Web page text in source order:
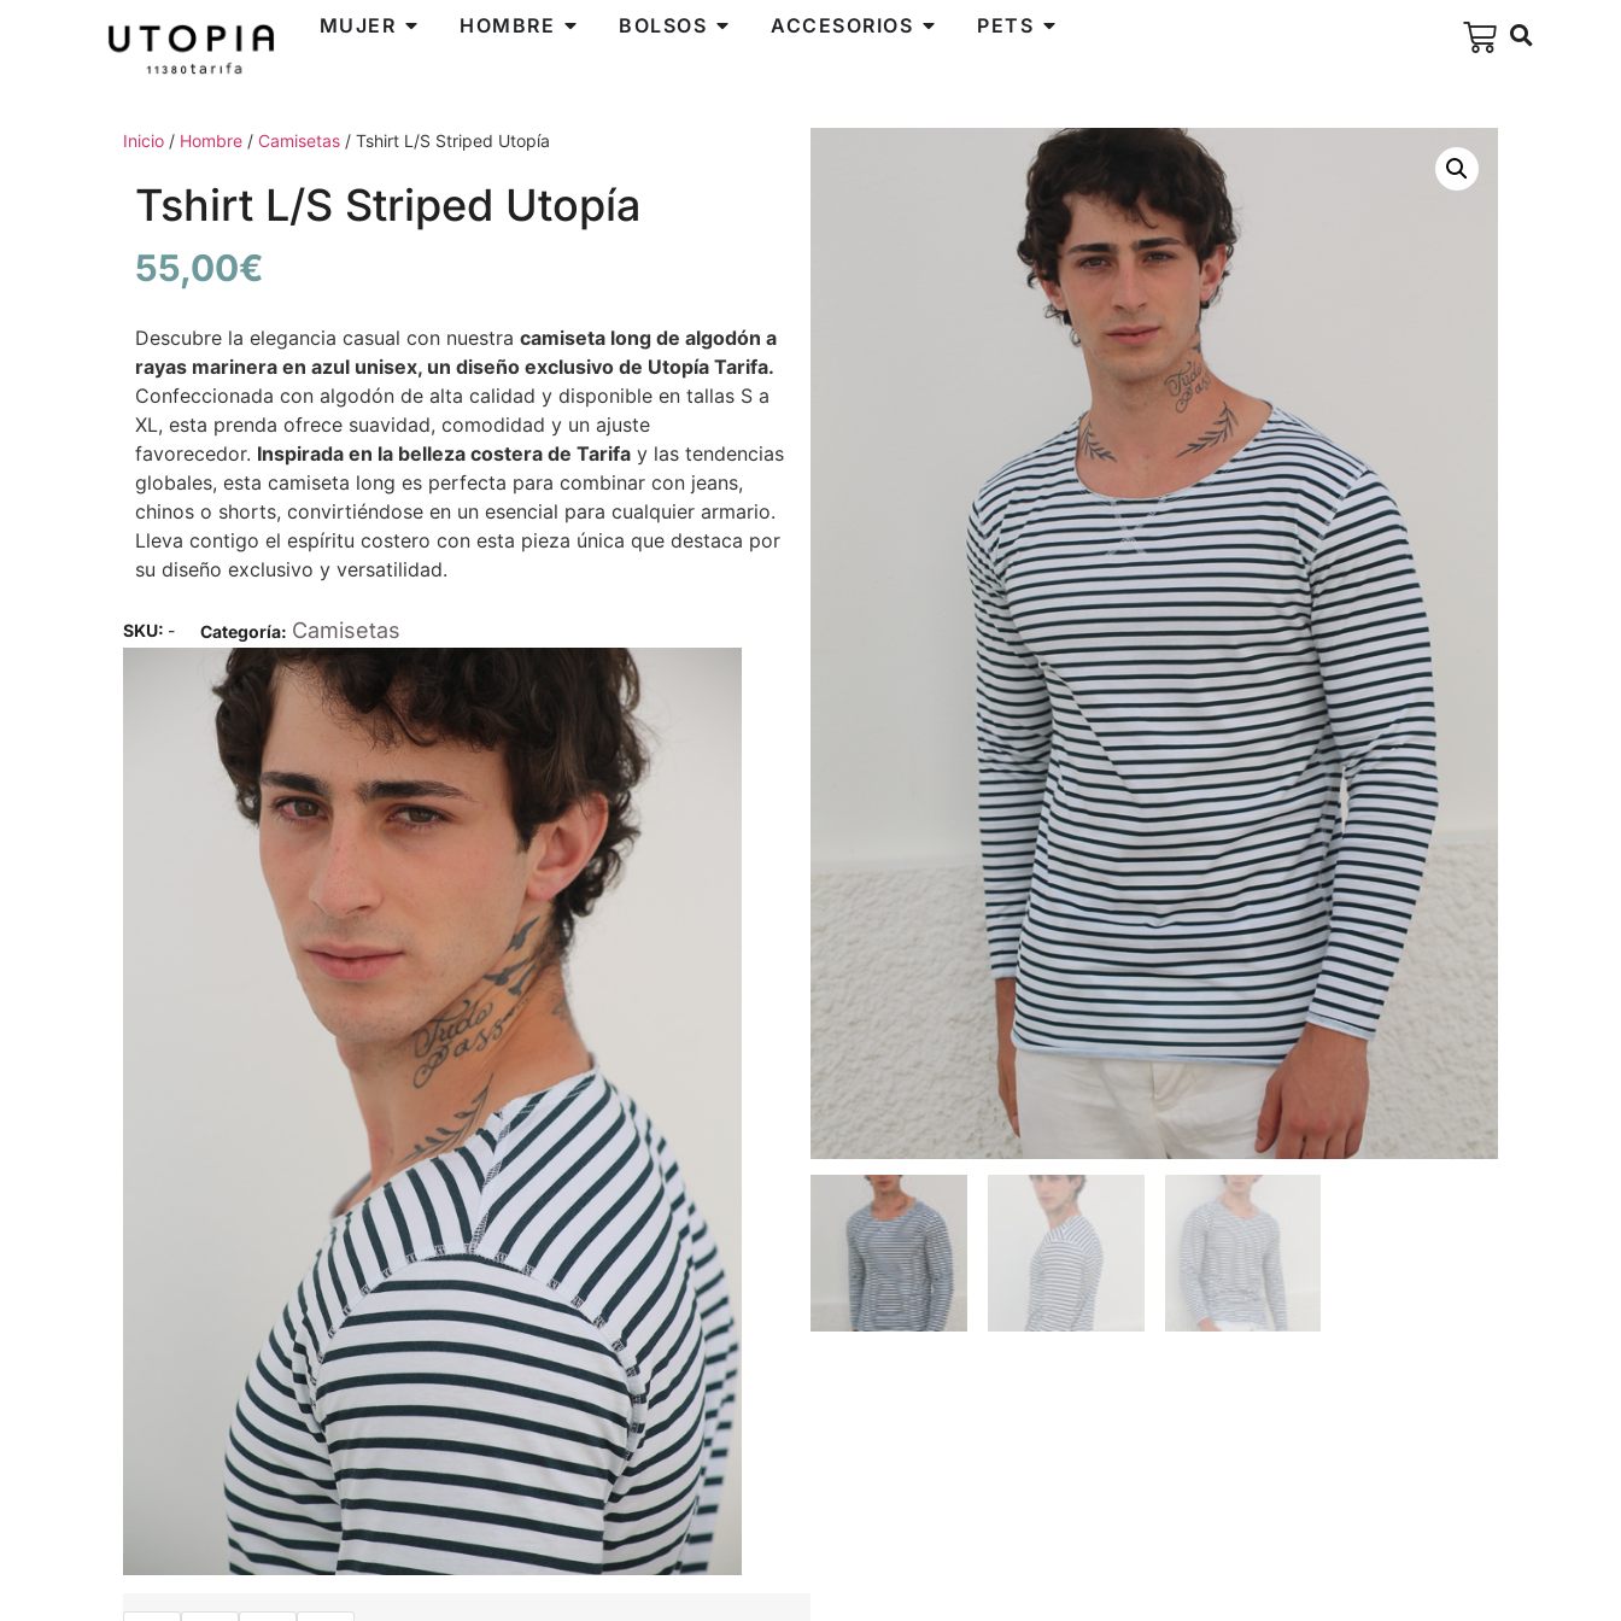
MUJER HOMBRE BOLSOS ACCESORIOS PETS
Inicio / Hombre / Camisetas / Tshirt L/S Striped Utopía
Tshirt L/S Striped Utopía
55,00€
Descubre la elegancia casual con nuestra camiseta long de algodón a
rayas marinera en azul unisex, un diseño exclusivo de Utopía Tarifa.
Confeccionada con algodón de alta calidad y disponible en tallas S a
XL, esta prenda ofrece suavidad, comodidad y un ajuste
favorecedor. Inspirada en la belleza costera de Tarifa y las tendencias
globales, esta camiseta long es perfecta para combinar con jeans,
chinos o shorts, convirtiéndose en un esencial para cualquier armario.
Lleva contigo el espíritu costero con esta pieza única que destaca por
su diseño exclusivo y versatilidad.
SKU: - Categoría: Camisetas